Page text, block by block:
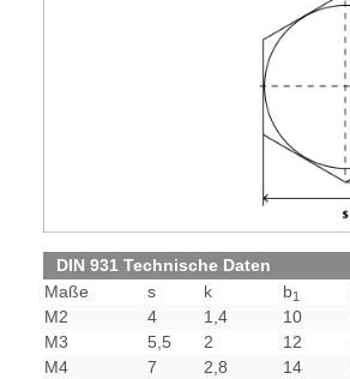
DIN 931 Technische Daten
Maße
s k b1
M2 4 1,4 10
M3
5,5 2 12
M4
7 2,8 14